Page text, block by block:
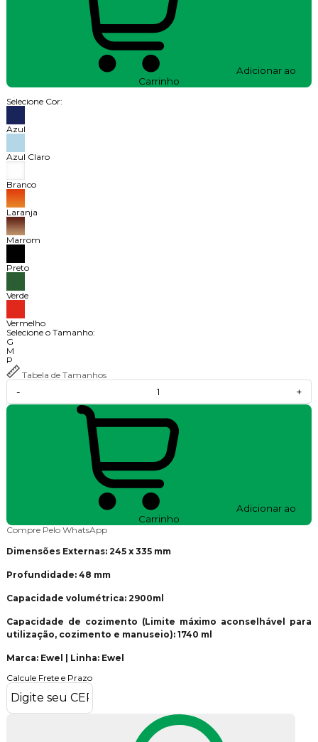
Adicionar ao
Carrinho
Selecione Cor:
Azul
Azul Claro
Branco
Laranja
Marrom
Preto
Verde
Vermelho
Selecione o Tamanho:
G
M
P
Tabela de Tamanhos
- +
Adicionar ao
Carrinho
Compre Pelo WhatsApp
Dimensões Externas: 245 x 335 mm
Profundidade: 48 mm
Capacidade volumétrica: 2900ml
Capacidade de cozimento (Limite máximo aconselhável para
utilização, cozimento e manuseio): 1740 ml
Marca: Ewel | Linha: Ewel
Calcule Frete e Prazo